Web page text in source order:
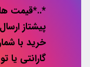
*..*قیمت
پیشتاز
خرید با
گارانتی